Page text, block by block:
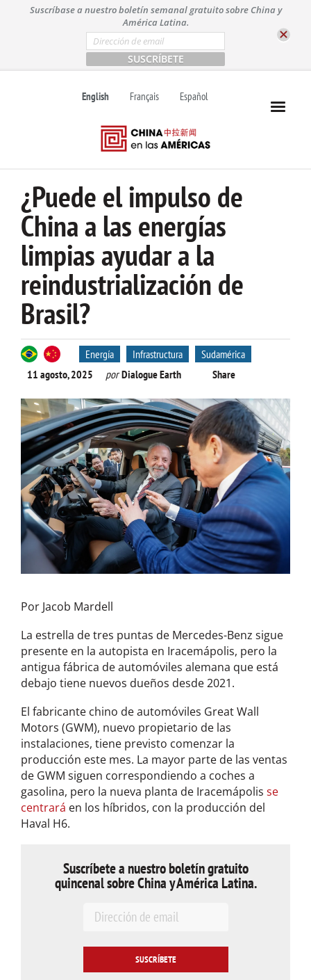
t
Suscríbase a nuestro boletín semanal gratuito sobre China y
América Latina.
E
m
a
i
*
English Français Español
¿Puede el impulso de
China a las energías
limpias ayudar a la
reindustrialización de
Brasil?
Energía Infrastructura
Sudamérica
11 agosto, 2025
porDialogue Earth Share
Por Jacob Mardell
La estrella de tres puntas de Mercedes-Benz sigue
presente en la autopista en Iracemápolis, pero la
antigua fábrica de automóviles alemana que está
debajo tiene nuevos dueños desde 2021.
El fabricante chino de automóviles Great Wall
Motors (GWM), nuevo propietario de las
instalaciones, tiene previsto comenzar la
producción este mes. La mayor parte de las ventas
de GWM siguen correspondiendo a coches a
gasolina, pero la nueva planta de Iracemápolis se
centrará en los híbridos, con la producción del
Haval H6.
Suscríbete a nuestro boletín gratuito
quincenal sobre China y América Latina.